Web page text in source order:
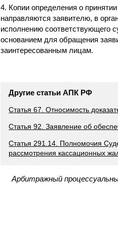
4. Копии определения о
направляются заявителю, в
исполнению соответствующего
основанием для обращения
заинтересованным лицам.
Другие статьи АПК РФ
Статья 67. Относимость
Статья 92. Заявление об
Статья 291.14. Полномочия
рассмотрения кассационных
Арбитражный